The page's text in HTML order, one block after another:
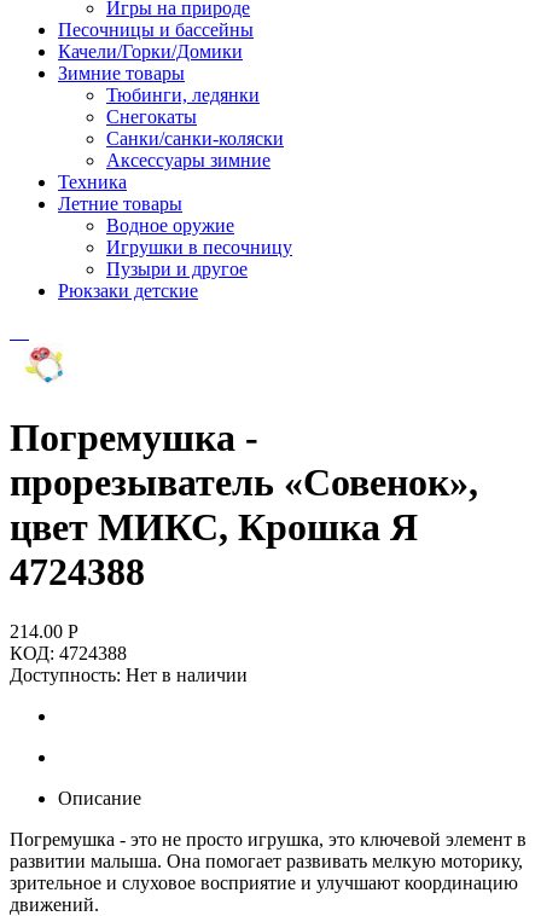
Игры на природе
Песочницы и бассейны
Качели/Горки/Домики
Зимние товары
Тюбинги, ледянки
Снегокаты
Санки/санки-коляски
Аксессуары зимние
Техника
Летние товары
Водное оружие
Игрушки в песочницу
Пузыри и другое
Рюкзаки детские
Погремушка -
прорезыватель «Совенок»,
цвет МИКС, Крошка Я
4724388
214.00 Р
КОД: 4724388
Доступность: Нет в наличии
Описание
Погремушка - это не просто игрушка, это ключевой элемент в
развитии малыша. Она помогает развивать мелкую моторику,
зрительное и слуховое восприятие и улучшают координацию
движений.